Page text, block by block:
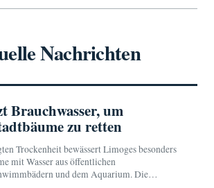
Nachrichten
Brauchwasser, um
zu retten
Trockenheit bewässert Limoges besonders
mit Wasser aus öffentlichen
und dem Aquarium. Die